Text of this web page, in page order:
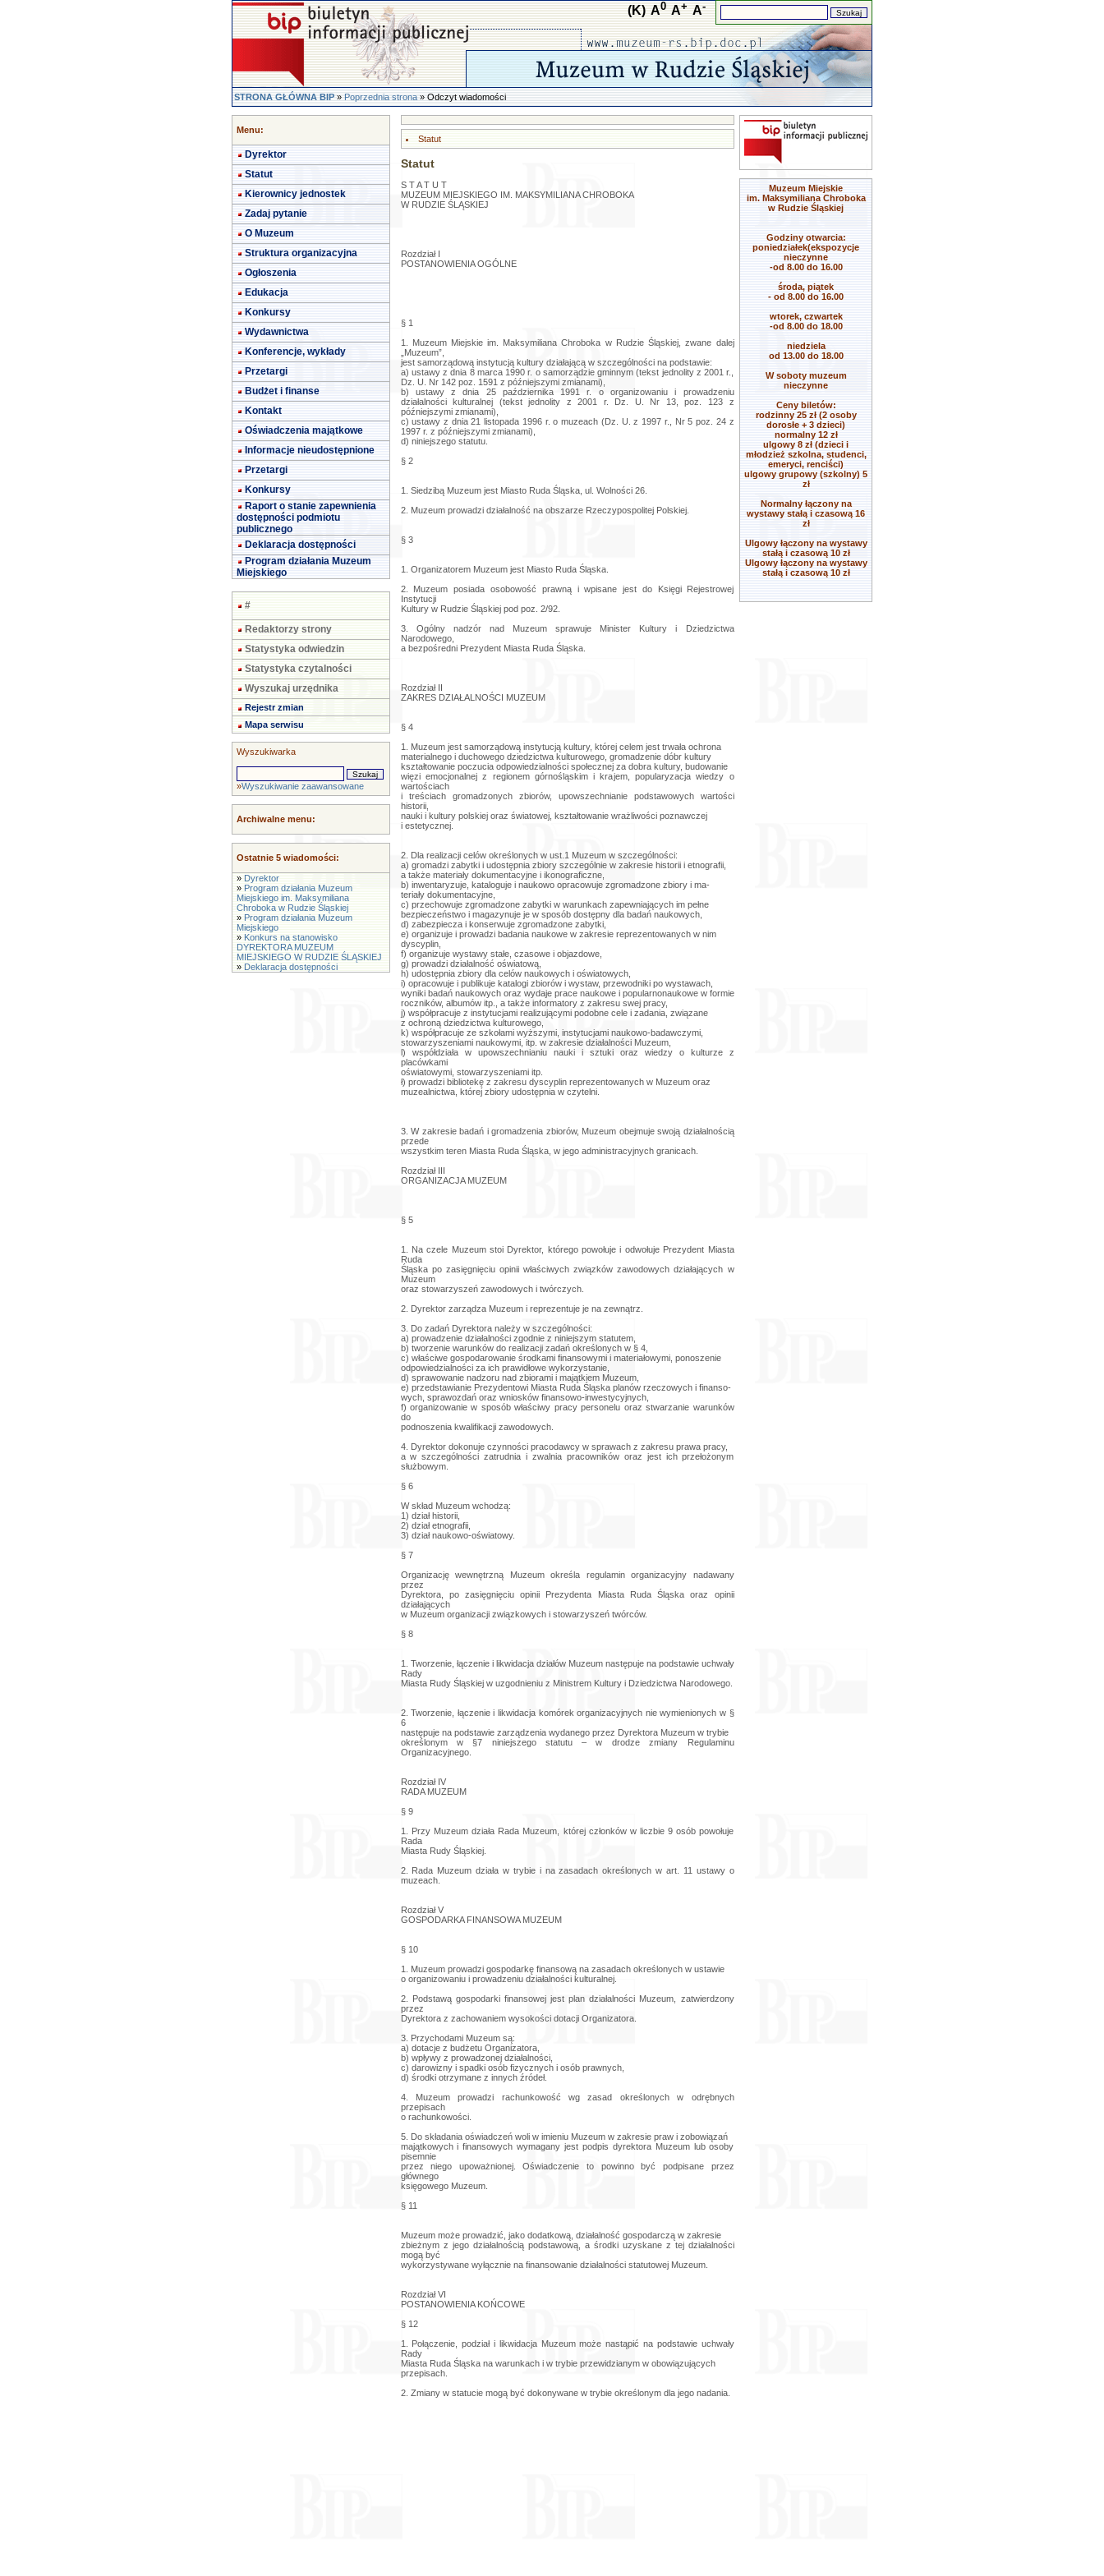
(K) A0 A+ A-
STRONA GŁÓWNA BIP»Poprzednia strona» Odczyt wiadomości
Menu:
Dyrektor
Statut
Kierownicy jednostek
Zadaj pytanie
O Muzeum
Struktura organizacyjna
Ogłoszenia
Edukacja
Konkursy
Wydawnictwa
Konferencje, wykłady
Przetargi
Budżet i finanse
Kontakt
Oświadczenia majątkowe
Informacje nieudostępnione
Przetargi
Konkursy
Raport o stanie zapewnienia
dostępności podmiotu
publicznego
Deklaracja dostępności
Program działania Muzeum
Miejskiego
#
Redaktorzy strony
Statystyka odwiedzin
Statystyka czytalności
Wyszukaj urzędnika
Rejestr zmian
Mapa serwisu
Wyszukiwarka
»Wyszukiwanie zaawansowane
Archiwalne menu:
Ostatnie 5 wiadomości:
» Dyrektor
» Program działania Muzeum
Miejskiego im. Maksymiliana
Chroboka w Rudzie Śląskiej
» Program działania Muzeum
Miejskiego
» Konkurs na stanowisko
DYREKTORA MUZEUM
MIEJSKIEGO W RUDZIE ŚLĄSKIEJ
» Deklaracja dostępności
Statut
Statut
S T A T U T
MUZEUM MIEJSKIEGO IM. MAKSYMILIANA CHROBOKA
W RUDZIE ŚLĄSKIEJ
Rozdział I
POSTANOWIENIA OGÓLNE
§ 1
1. Muzeum Miejskie im. Maksymiliana Chroboka w Rudzie Śląskiej, zwane dalej
„Muzeum”,
jest samorządową instytucją kultury działającą w szczególności na podstawie:
a) ustawy z dnia 8 marca 1990 r. o samorządzie gminnym (tekst jednolity z 2001 r.,
Dz. U. Nr 142 poz. 1591 z późniejszymi zmianami),
b) ustawy z dnia 25 października 1991 r. o organizowaniu i prowadzeniu
działalności kulturalnej (tekst jednolity z 2001 r. Dz. U. Nr 13, poz. 123 z
późniejszymi zmianami),
c) ustawy z dnia 21 listopada 1996 r. o muzeach (Dz. U. z 1997 r., Nr 5 poz. 24 z
1997 r. z późniejszymi zmianami),
d) niniejszego statutu.
§ 2
1. Siedzibą Muzeum jest Miasto Ruda Śląska, ul. Wolności 26.
2. Muzeum prowadzi działalność na obszarze Rzeczypospolitej Polskiej.
§ 3
1. Organizatorem Muzeum jest Miasto Ruda Śląska.
2. Muzeum posiada osobowość prawną i wpisane jest do Księgi Rejestrowej
Instytucji
Kultury w Rudzie Śląskiej pod poz. 2/92.
3. Ogólny nadzór nad Muzeum sprawuje Minister Kultury i Dziedzictwa
Narodowego,
a bezpośredni Prezydent Miasta Ruda Śląska.
Rozdział II
ZAKRES DZIAŁALNOŚCI MUZEUM
§ 4
1. Muzeum jest samorządową instytucją kultury, której celem jest trwała ochrona
materialnego i duchowego dziedzictwa kulturowego, gromadzenie dóbr kultury
kształtowanie poczucia odpowiedzialności społecznej za dobra kultury, budowanie
więzi emocjonalnej z regionem górnośląskim i krajem, popularyzacja wiedzy o
wartościach
i treściach gromadzonych zbiorów, upowszechnianie podstawowych wartości
historii,
nauki i kultury polskiej oraz światowej, kształtowanie wrażliwości poznawczej
i estetycznej.
2. Dla realizacji celów określonych w ust.1 Muzeum w szczególności:
a) gromadzi zabytki i udostępnia zbiory szczególnie w zakresie historii i etnografii,
a także materiały dokumentacyjne i ikonograficzne,
b) inwentaryzuje, kataloguje i naukowo opracowuje zgromadzone zbiory i ma-
teriały dokumentacyjne,
c) przechowuje zgromadzone zabytki w warunkach zapewniających im pełne
bezpieczeństwo i magazynuje je w sposób dostępny dla badań naukowych,
d) zabezpiecza i konserwuje zgromadzone zabytki,
e) organizuje i prowadzi badania naukowe w zakresie reprezentowanych w nim
dyscyplin,
f) organizuje wystawy stałe, czasowe i objazdowe,
g) prowadzi działalność oświatową,
h) udostępnia zbiory dla celów naukowych i oświatowych,
i) opracowuje i publikuje katalogi zbiorów i wystaw, przewodniki po wystawach,
wyniki badań naukowych oraz wydaje prace naukowe i popularnonaukowe w formie
roczników, albumów itp., a także informatory z zakresu swej pracy,
j) współpracuje z instytucjami realizującymi podobne cele i zadania, związane
z ochroną dziedzictwa kulturowego,
k) współpracuje ze szkołami wyższymi, instytucjami naukowo-badawczymi,
stowarzyszeniami naukowymi, itp. w zakresie działalności Muzeum,
l) współdziała w upowszechnianiu nauki i sztuki oraz wiedzy o kulturze z
placówkami
oświatowymi, stowarzyszeniami itp.
ł) prowadzi bibliotekę z zakresu dyscyplin reprezentowanych w Muzeum oraz
muzealnictwa, której zbiory udostępnia w czytelni.
3. W zakresie badań i gromadzenia zbiorów, Muzeum obejmuje swoją działalnością
przede
wszystkim teren Miasta Ruda Śląska, w jego administracyjnych granicach.
Rozdział III
ORGANIZACJA MUZEUM
§ 5
1. Na czele Muzeum stoi Dyrektor, którego powołuje i odwołuje Prezydent Miasta
Ruda
Śląska po zasięgnięciu opinii właściwych związków zawodowych działających w
Muzeum
oraz stowarzyszeń zawodowych i twórczych.
2. Dyrektor zarządza Muzeum i reprezentuje je na zewnątrz.
3. Do zadań Dyrektora należy w szczególności:
a) prowadzenie działalności zgodnie z niniejszym statutem,
b) tworzenie warunków do realizacji zadań określonych w § 4,
c) właściwe gospodarowanie środkami finansowymi i materiałowymi, ponoszenie
odpowiedzialności za ich prawidłowe wykorzystanie,
d) sprawowanie nadzoru nad zbiorami i majątkiem Muzeum,
e) przedstawianie Prezydentowi Miasta Ruda Śląska planów rzeczowych i finanso-
wych, sprawozdań oraz wniosków finansowo-inwestycyjnych,
f) organizowanie w sposób właściwy pracy personelu oraz stwarzanie warunków
do
podnoszenia kwalifikacji zawodowych.
4. Dyrektor dokonuje czynności pracodawcy w sprawach z zakresu prawa pracy,
a w szczególności zatrudnia i zwalnia pracowników oraz jest ich przełożonym
służbowym.
§ 6
W skład Muzeum wchodzą:
1) dział historii,
2) dział etnografii,
3) dział naukowo-oświatowy.
§ 7
Organizację wewnętrzną Muzeum określa regulamin organizacyjny nadawany
przez
Dyrektora, po zasięgnięciu opinii Prezydenta Miasta Ruda Śląska oraz opinii
działających
w Muzeum organizacji związkowych i stowarzyszeń twórców.
§ 8
1. Tworzenie, łączenie i likwidacja działów Muzeum następuje na podstawie uchwały
Rady
Miasta Rudy Śląskiej w uzgodnieniu z Ministrem Kultury i Dziedzictwa Narodowego.
2. Tworzenie, łączenie i likwidacja komórek organizacyjnych nie wymienionych w §
6
następuje na podstawie zarządzenia wydanego przez Dyrektora Muzeum w trybie
określonym w §7 niniejszego statutu – w drodze zmiany Regulaminu
Organizacyjnego.
Rozdział IV
RADA MUZEUM
§ 9
1. Przy Muzeum działa Rada Muzeum, której członków w liczbie 9 osób powołuje
Rada
Miasta Rudy Śląskiej.
2. Rada Muzeum działa w trybie i na zasadach określonych w art. 11 ustawy o
muzeach.
Rozdział V
GOSPODARKA FINANSOWA MUZEUM
§ 10
1. Muzeum prowadzi gospodarkę finansową na zasadach określonych w ustawie
o organizowaniu i prowadzeniu działalności kulturalnej.
2. Podstawą gospodarki finansowej jest plan działalności Muzeum, zatwierdzony
przez
Dyrektora z zachowaniem wysokości dotacji Organizatora.
3. Przychodami Muzeum są:
a) dotacje z budżetu Organizatora,
b) wpływy z prowadzonej działalności,
c) darowizny i spadki osób fizycznych i osób prawnych,
d) środki otrzymane z innych źródeł.
4. Muzeum prowadzi rachunkowość wg zasad określonych w odrębnych
przepisach
o rachunkowości.
5. Do składania oświadczeń woli w imieniu Muzeum w zakresie praw i zobowiązań
majątkowych i finansowych wymagany jest podpis dyrektora Muzeum lub osoby
pisemnie
przez niego upoważnionej. Oświadczenie to powinno być podpisane przez
głównego
księgowego Muzeum.
§ 11
Muzeum może prowadzić, jako dodatkową, działalność gospodarczą w zakresie
zbieżnym z jego działalnością podstawową, a środki uzyskane z tej działalności
mogą być
wykorzystywane wyłącznie na finansowanie działalności statutowej Muzeum.
Rozdział VI
POSTANOWIENIA KOŃCOWE
§ 12
1. Połączenie, podział i likwidacja Muzeum może nastąpić na podstawie uchwały
Rady
Miasta Ruda Śląska na warunkach i w trybie przewidzianym w obowiązujących
przepisach.
2. Zmiany w statucie mogą być dokonywane w trybie określonym dla jego nadania.
Muzeum Miejskie
im. Maksymiliana Chroboka
w Rudzie Śląskiej
Godziny otwarcia:
poniedziałek(ekspozycje
nieczynne
-od 8.00 do 16.00
środa, piątek
- od 8.00 do 16.00
wtorek, czwartek
-od 8.00 do 18.00
niedziela
od 13.00 do 18.00
W soboty muzeum
nieczynne
Ceny biletów:
rodzinny 25 zł (2 osoby
dorosłe + 3 dzieci)
normalny 12 zł
ulgowy 8 zł (dzieci i
młodzież szkolna, studenci,
emeryci, renciści)
ulgowy grupowy (szkolny) 5
zł
Normalny łączony na
wystawy stałą i czasową 16
zł
Ulgowy łączony na wystawy
stałą i czasową 10 zł
Ulgowy łączony na wystawy
stałą i czasową 10 zł